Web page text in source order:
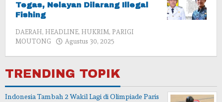
Tegas, Nelayan Dilarang Illegal
Fishing
DAERAH, HEADLINE, HUKRIM, PARIGI
MOUTONG
Agustus 30, 2025
TRENDING TOPIK
Indonesia Tambah 2 Wakil Lagi di Olimpiade Paris